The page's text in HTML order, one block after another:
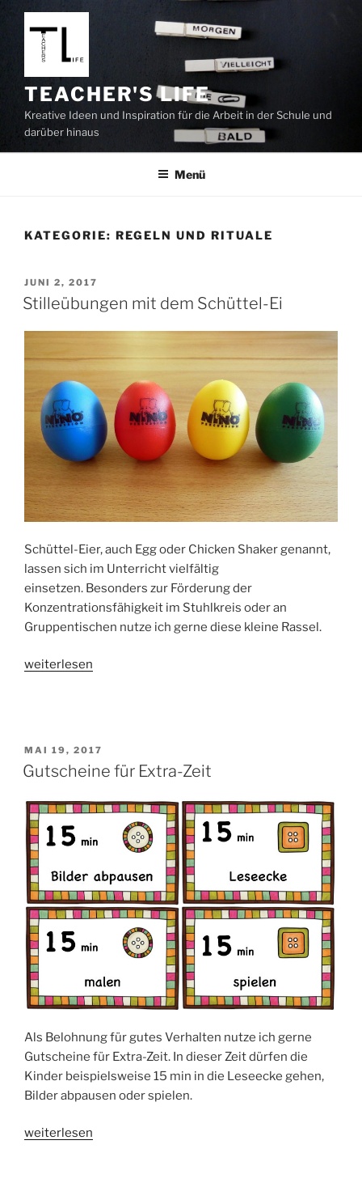
Zum
Inhalt
springen
TEACHER'S LIFE
Kreative Ideen und Inspiration für die Arbeit in der Schule und
darüber hinaus
Menü
KATEGORIE: REGELN UND RITUALE
VERÖFFENTLICHT
AM
JUNI 2, 2017
Stilleübungen mit dem Schüttel-Ei
Schüttel-Eier, auch Egg oder Chicken Shaker genannt,
lassen sich im Unterricht vielfältig
einsetzen. Besonders zur Förderung der
Konzentrationsfähigkeit im Stuhlkreis oder an
Gruppentischen nutze ich gerne diese kleine Rassel.
„Stilleübungen
weiterlesen
VERÖFFENTLICHT
AM
MAI 19, 2017
Gutscheine für Extra-Zeit
Als Belohnung für gutes Verhalten nutze ich gerne
Gutscheine für Extra-Zeit. In dieser Zeit dürfen die
Kinder beispielsweise 15 min in die Leseecke gehen,
Bilder abpausen oder spielen.
„Gutscheine
weiterlesen